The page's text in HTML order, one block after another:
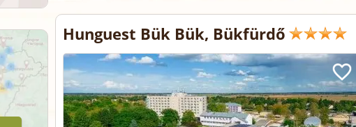
Hunguest Bük Bük, Bükfürdő